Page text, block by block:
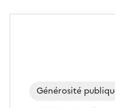
Générosité